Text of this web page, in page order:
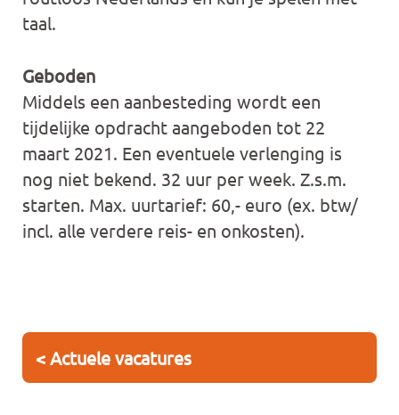
taal.
Geboden
Middels een aanbesteding wordt een
tijdelijke opdracht aangeboden tot 22
maart 2021. Een eventuele verlenging is
nog niet bekend. 32 uur per week. Z.s.m.
starten. Max. uurtarief: 60,- euro (ex. btw/
incl. alle verdere reis- en onkosten).
< Actuele vacatures